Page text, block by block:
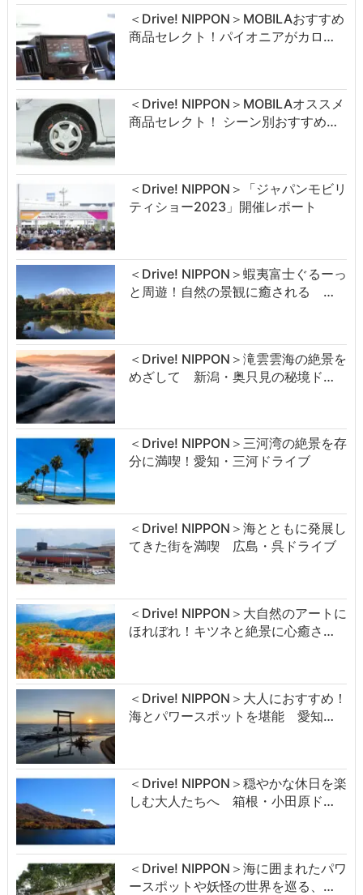
＜Drive! NIPPON＞MOBILAおすすめ
商品セレクト！パイオニアがカロ…
＜Drive! NIPPON＞MOBILAオススメ
商品セレクト！ シーン別おすすめ…
＜Drive! NIPPON＞「ジャパンモビリ
ティショー2023」開催レポート
＜Drive! NIPPON＞蝦夷富士ぐるーっ
と周遊！自然の景観に癒される …
＜Drive! NIPPON＞滝雲雲海の絶景を
めざして 新潟・奥只見の秘境ド…
＜Drive! NIPPON＞三河湾の絶景を存
分に満喫！愛知・三河ドライブ
＜Drive! NIPPON＞海とともに発展し
てきた街を満喫 広島・呉ドライブ
＜Drive! NIPPON＞大自然のアートに
ほれぼれ！キツネと絶景に心癒さ…
＜Drive! NIPPON＞大人におすすめ！
海とパワースポットを堪能 愛知…
＜Drive! NIPPON＞穏やかな休日を楽
しむ大人たちへ 箱根・小田原ド…
＜Drive! NIPPON＞海に囲まれたパワ
ースポットや妖怪の世界を巡る、…